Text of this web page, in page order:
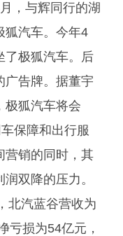
，与辉同行的湖
狐汽车。今年4
了极狐汽车。后
广告牌。据董宇
极狐汽车将会
保障和出行服
营销的同时，其
双降的压力。
北汽蓝谷营收为
亏损为54亿元，